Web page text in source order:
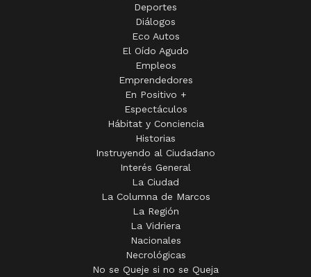
Deportes
Diálogos
Eco Autos
El Oído Agudo
Empleos
Emprendedores
En Positivo +
Espectáculos
Hábitat y Conciencia
Historias
Instruyendo al Ciudadano
Interés General
La Ciudad
La Columna de Marcos
La Región
La Vidriera
Nacionales
Necrológicas
No se Queje si no se Queja